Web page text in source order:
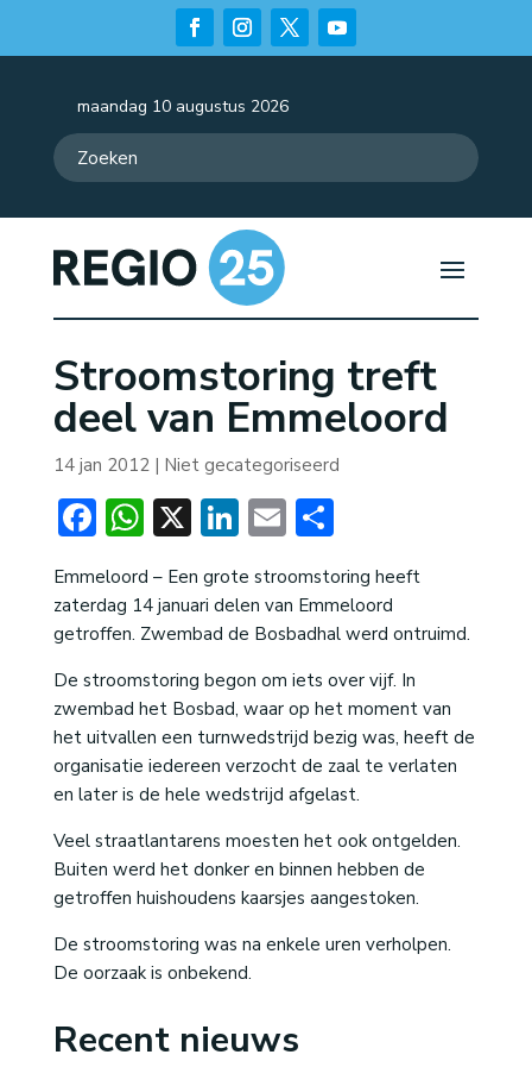
maandag 10 augustus 2026
Stroomstoring treft
deel van Emmeloord
14 jan 2012| Niet gecategoriseerd
Facebook
WhatsApp
X LinkedIn
EmailDelen
Emmeloord – Een grote stroomstoring heeft
zaterdag 14 januari delen van Emmeloord
getroffen. Zwembad de Bosbadhal werd ontruimd.
De stroomstoring begon om iets over vijf. In
zwembad het Bosbad, waar op het moment van
het uitvallen een turnwedstrijd bezig was, heeft de
organisatie iedereen verzocht de zaal te verlaten
en later is de hele wedstrijd afgelast.
Veel straatlantarens moesten het ook ontgelden.
Buiten werd het donker en binnen hebben de
getroffen huishoudens kaarsjes aangestoken.
De stroomstoring was na enkele uren verholpen.
De oorzaak is onbekend.
Recent nieuws